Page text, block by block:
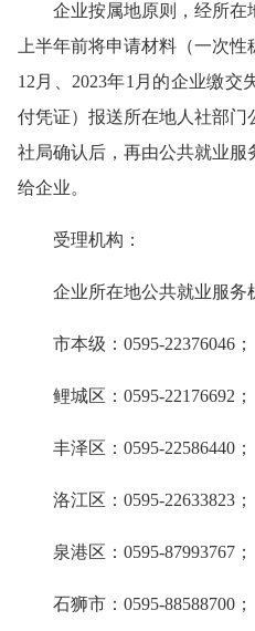
企业按属地原则，经所在
上半年前将申请材料（一次
12月、2023年1月的企业缴交
付凭证）报送所在地人社部门
社局确认后，再由公共就业
给企业。
受理机构：
企业所在地公共就业服务
市本级：0595-22376046；
鲤城区：0595-22176692；
丰泽区：0595-22586440；
洛江区：0595-22633823；
泉港区：0595-87993767；
石狮市：0595-88588700；